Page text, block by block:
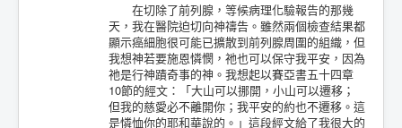
在切除了前列腺，等候病理化驗報告的那幾
天，我在醫院迫切向神禱告。雖然兩個檢查結果都
顯示癌細胞很可能已擴散到前列腺周圍的組織，但
我想神若要施恩憐憫，祂也可以保守我平安，因為
祂是行神蹟奇事的神。我想起以賽亞書五十四章
10節的經文：「大山可以挪開，小山可以遷移；
但我的慈愛必不離開你；我平安的約也不遷移。這
是憐恤你的耶和華說的。」這段經文給了我很大的